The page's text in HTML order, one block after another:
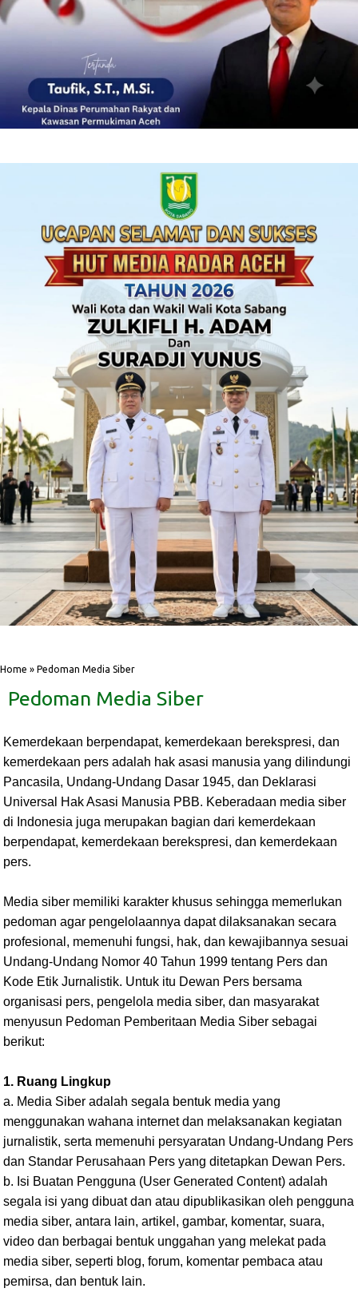
Home » Pedoman Media Siber
Pedoman Media Siber
Kemerdekaan berpendapat, kemerdekaan berekspresi, dan
kemerdekaan pers adalah hak asasi manusia yang dilindungi
Pancasila, Undang-Undang Dasar 1945, dan Deklarasi
Universal Hak Asasi Manusia PBB. Keberadaan media siber
di Indonesia juga merupakan bagian dari kemerdekaan
berpendapat, kemerdekaan berekspresi, dan kemerdekaan
pers.
Media siber memiliki karakter khusus sehingga memerlukan
pedoman agar pengelolaannya dapat dilaksanakan secara
profesional, memenuhi fungsi, hak, dan kewajibannya sesuai
Undang-Undang Nomor 40 Tahun 1999 tentang Pers dan
Kode Etik Jurnalistik. Untuk itu Dewan Pers bersama
organisasi pers, pengelola media siber, dan masyarakat
menyusun Pedoman Pemberitaan Media Siber sebagai
berikut:
1. Ruang Lingkup
a. Media Siber adalah segala bentuk media yang
menggunakan wahana internet dan melaksanakan kegiatan
jurnalistik, serta memenuhi persyaratan Undang-Undang Pers
dan Standar Perusahaan Pers yang ditetapkan Dewan Pers.
b. Isi Buatan Pengguna (User Generated Content) adalah
segala isi yang dibuat dan atau dipublikasikan oleh pengguna
media siber, antara lain, artikel, gambar, komentar, suara,
video dan berbagai bentuk unggahan yang melekat pada
media siber, seperti blog, forum, komentar pembaca atau
pemirsa, dan bentuk lain.